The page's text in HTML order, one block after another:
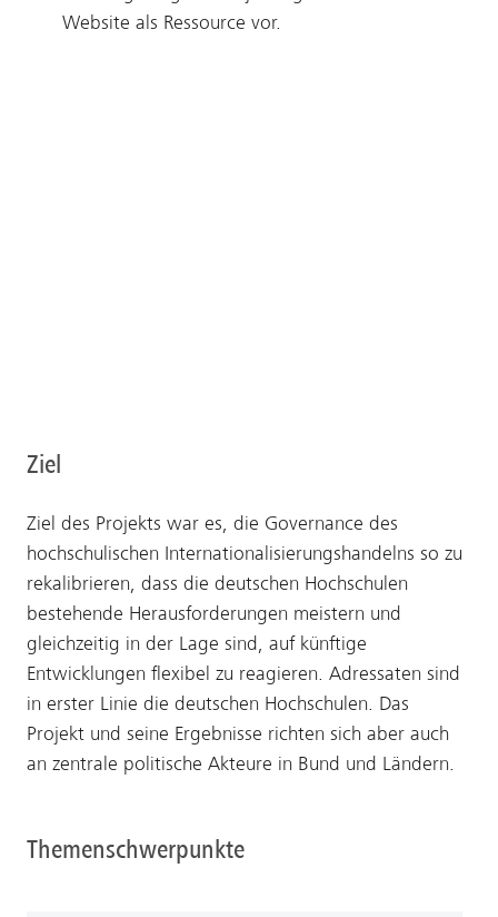
Website als Ressource vor.
Ziel
Ziel des Projekts war es, die Governance des
hochschulischen Internationalisierungshandelns so zu
rekalibrieren, dass die deutschen Hochschulen
bestehende Herausforderungen meistern und
gleichzeitig in der Lage sind, auf künftige
Entwicklungen flexibel zu reagieren. Adressaten sind
in erster Linie die deutschen Hochschulen. Das
Projekt und seine Ergebnisse richten sich aber auch
an zentrale politische Akteure in Bund und Ländern.
Themenschwerpunkte